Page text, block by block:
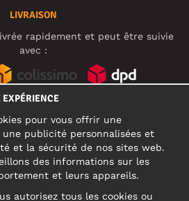
LIVRAISON
rapidement et peut être suivie
avec :
PROFESSIONNELLE
EXPÉRIENCE
pour vous offrir une
publicité personnalisées et
et la sécurité de nos sites web.
des informations sur les
et leurs appareils.
autorisez tous les cookies ou